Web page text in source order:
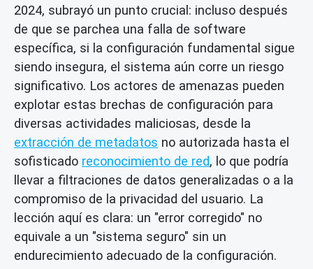
2024, subrayó un punto crucial: incluso después
de que se parchea una falla de software
específica, si la configuración fundamental sigue
siendo insegura, el sistema aún corre un riesgo
significativo. Los actores de amenazas pueden
explotar estas brechas de configuración para
diversas actividades maliciosas, desde la
extracción de metadatos no autorizada hasta el
sofisticado reconocimiento de red, lo que podría
llevar a filtraciones de datos generalizadas o a la
compromiso de la privacidad del usuario. La
lección aquí es clara: un "error corregido" no
equivale a un "sistema seguro" sin un
endurecimiento adecuado de la configuración.